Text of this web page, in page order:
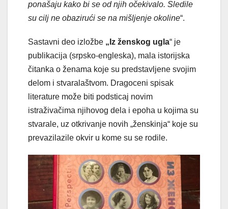
ponašaju kako bi se od njih očekivalo. Sledile
su cilj ne obazirući se na mišljenje okoline“.
Sastavni deo izložbe „Iz ženskog ugla“ je
publikacija (srpsko-engleska), mala istorijska
čitanka o ženama koje su predstavljene svojim
delom i stvaralaštvom. Dragoceni spisak
literature može biti podsticaj novim
istraživačima njihovog dela i epoha u kojima su
stvarale, uz otkrivanje novih „ženskinja“ koje su
prevazilazile okvir u kome su se rodile.